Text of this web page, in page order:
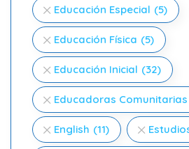
Educación Especial (5)
Educación Física (5)
Educación Inicial (32)
Educadoras Comunitarias
English (11)